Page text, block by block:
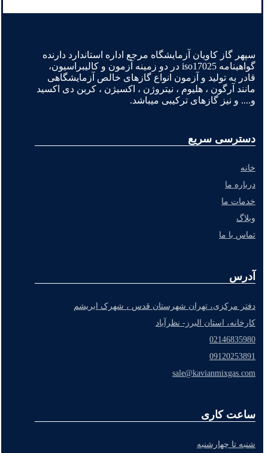
سپهر گاز کاویان آزمایشگاه مرجع اداره استاندارد دارنده
گواهینامه iso17025 در دو زمینه آزمون و کالیبراسیون،
قادر به تولید و آزمون انواع گازهای خالص آزمایشگاهی
مانند آرگون ، هلیوم ، نیتروژن ، اکسیژن ، کربن دی اکسید
و.... و نیز گازهای ترکیبی میباشد.
دسترسی سریع
خانه
درباره ما
خدمات ما
وبلاگ
تماس با ما
آدرس
دفتر مرکزی، تهران شهرستان قدس ، شهرک ابریشم
کارخانه، استان البرز- نظرآباد
02146835980
09120253891
sale@kavianmixgas.com
ساعت کاری
شنبه تا چهارشنبه